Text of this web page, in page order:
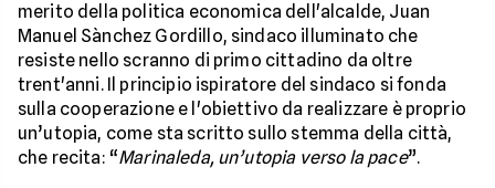
merito della politica economica dell'alcalde, Juan
Manuel Sànchez Gordillo, sindaco illuminato che
resiste nello scranno di primo cittadino da oltre
trent'anni. Il principio ispiratore del sindaco si fonda
sulla cooperazione e l'obiettivo da realizzare è proprio
un’utopia, come sta scritto sullo stemma della città,
che recita: “Marinaleda, un’utopia verso la pace”.